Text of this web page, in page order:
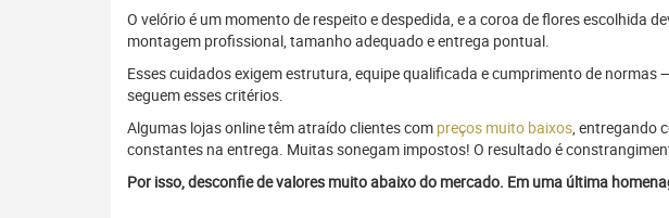
O velório é um momento de respeito e despedida, e a coroa de flores escolhida
montagem profissional, tamanho adequado e entrega pontual.
Esses cuidados exigem estrutura, equipe qualificada e cumprimento de
seguem esses critérios.
Algumas lojas online têm atraído clientes com preços muito baixos, entregando
constantes na entrega. Muitas sonegam impostos! O resultado é
Por isso, desconfie de valores muito abaixo do mercado. Em uma última